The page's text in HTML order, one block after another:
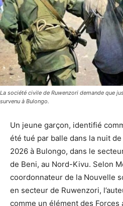
La société civile de Ruwenzori demande que
survenu à Bulongo.
Un jeune garçon, identifié
été tué par balle dans la nuit
2026 à Bulongo, dans le
de Beni, au Nord-Kivu. Selon
coordonnateur de la Nouvelle
en secteur de Ruwenzori,
comme un élément des Forces